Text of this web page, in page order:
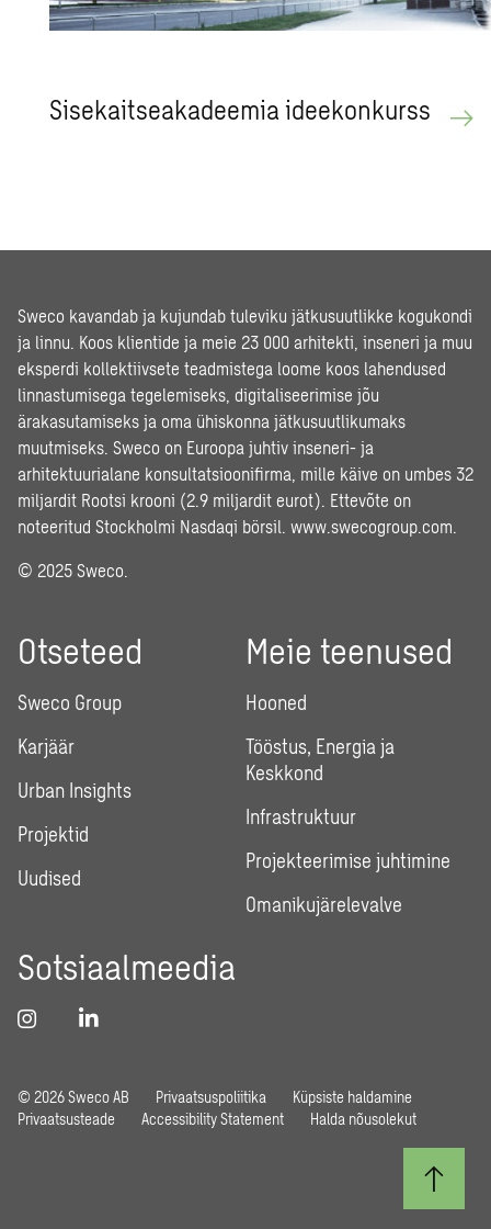
Sisekaitseakadeemia ideekonkurss
Sweco kavandab ja kujundab tuleviku jätkusuutlikke kogukondi
ja linnu. Koos klientide ja meie 23 000 arhitekti, inseneri ja muu
eksperdi kollektiivsete teadmistega loome koos lahendused
linnastumisega tegelemiseks, digitaliseerimise jõu
ärakasutamiseks ja oma ühiskonna jätkusuutlikumaks
muutmiseks. Sweco on Euroopa juhtiv inseneri- ja
arhitektuurialane konsultatsioonifirma, mille käive on umbes 32
miljardit Rootsi krooni (2.9 miljardit eurot). Ettevõte on
noteeritud Stockholmi Nasdaqi börsil. www.swecogroup.com
© 2025 Sweco.
Otseteed
Sweco Group
Karjäär
Urban Insights
Projektid
Uudised
Meie teenused
Hooned
Tööstus, Energia ja
Keskkond
Infrastruktuur
Projekteerimise juhtimine
Omanikujärelevalve
Sotsiaalmeedia
© 2026 Sweco AB Privaatsuspoliitika
Küpsiste haldamine
Privaatsusteade
Accessibility Statement Halda nõusolekut